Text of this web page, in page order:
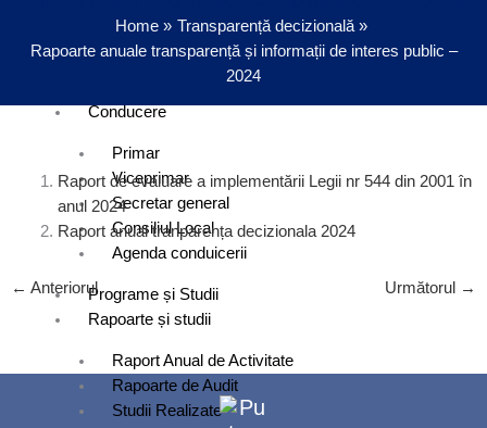
Funcționare
Instituții Subordonate
Guvernanță Corporativă
Conducere
Primar
Viceprimar
Secretar general
Consiliul Local
Agenda conduicerii
Programe și Studii
Rapoarte și studii
Raport Anual de Activitate
Rapoarte de Audit
Studii Realizate
Home
Transparență decizională
Rapoarte anuale transparență și informații de interes public –
2024
Raport de evaluare a implementării Legii nr 544 din 2001 în
anul 2024
Raport anual tranparența decizionala 2024
← Anteriorul Următorul →